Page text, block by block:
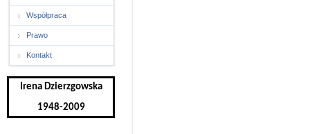
Współpraca
Prawo
Kontakt
Irena Dzierzgowska
1948-2009